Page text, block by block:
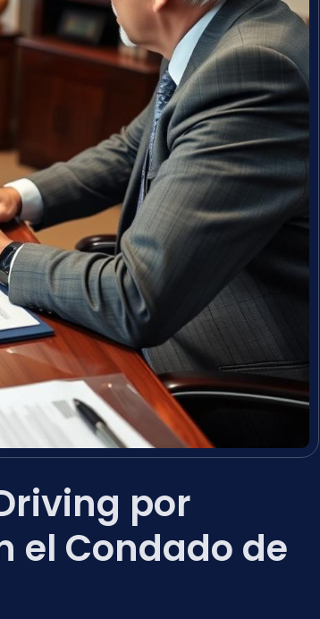
por
el Condado de